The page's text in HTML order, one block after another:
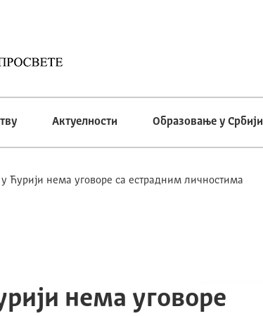
Актуелности Образовање у Србији
Ћурији нема уговоре са естрадним личностима
нема уговоре